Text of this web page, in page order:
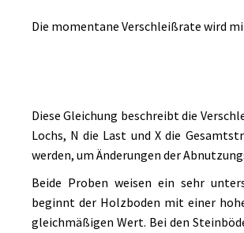
Die momentane Verschleißrate wird
Diese Gleichung beschreibt die
Lochs, N die Last und X die
werden, um Änderungen der
Beide Proben weisen ein sehr
beginnt der Holzboden mit einer
gleichmäßigen Wert. Bei den